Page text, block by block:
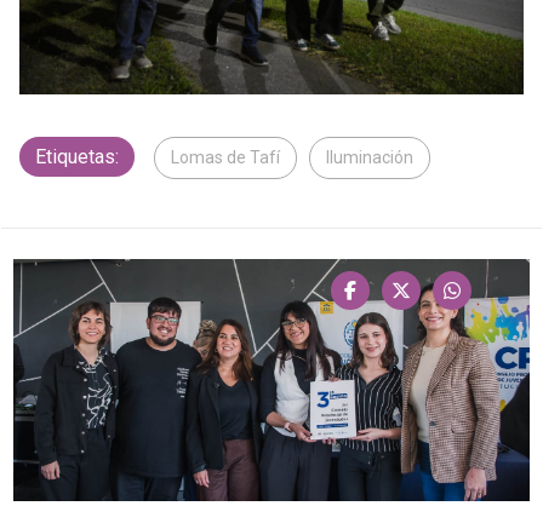
Etiquetas: Lomas de Tafí Iluminación